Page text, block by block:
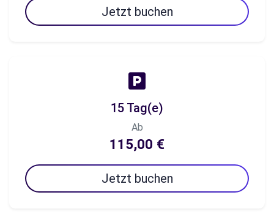
Jetzt buchen
15 Tag(e)
Ab
115,00 €
Jetzt buchen